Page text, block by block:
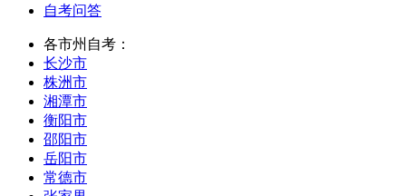
自考问答
各市州自考：
长沙市
株洲市
湘潭市
衡阳市
邵阳市
岳阳市
常德市